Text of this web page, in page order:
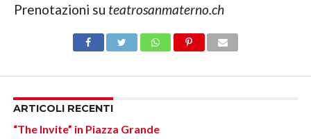
Prenotazioni su teatrosanmaterno.ch
ARTICOLI RECENTI
“The Invite” in Piazza Grande